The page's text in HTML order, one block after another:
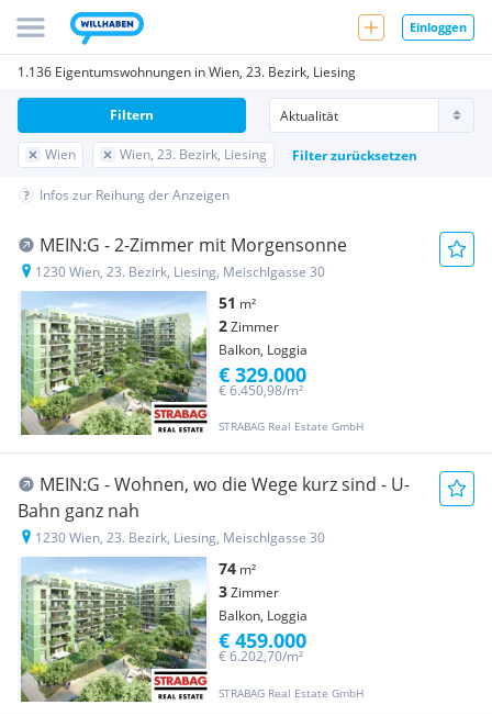
Einloggen
1.136 Eigentumswohnungen in Wien, 23. Bezirk, Liesing
Wien Wien, 23. Bezirk, Liesing Filter zurücksetzen
Filtern
Infos zur Reihung der Anzeigen
MEIN:G - 2-Zimmer mit Morgensonne
1230 Wien, 23. Bezirk, Liesing, Meischlgasse 30
51 m²
2Zimmer
Balkon, Loggia
STRABAG Real Estate GmbH
€ 6.450,98/m²
€ 329.000
MEIN:G - Wohnen, wo die Wege kurz sind - U-
Bahn ganz nah
1230 Wien, 23. Bezirk, Liesing, Meischlgasse 30
74 m²
3Zimmer
Balkon, Loggia
STRABAG Real Estate GmbH
€ 6.202,70/m²
€ 459.000